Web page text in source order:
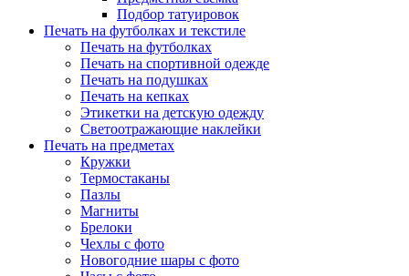
Подбор татуировок
Печать на футболках и текстиле
Печать на футболках
Печать на спортивной одежде
Печать на подушках
Печать на кепках
Этикетки на детскую одежду
Светоотражающие наклейки
Печать на предметах
Кружки
Термостаканы
Пазлы
Магниты
Брелоки
Чехлы с фото
Новогодние шары с фото